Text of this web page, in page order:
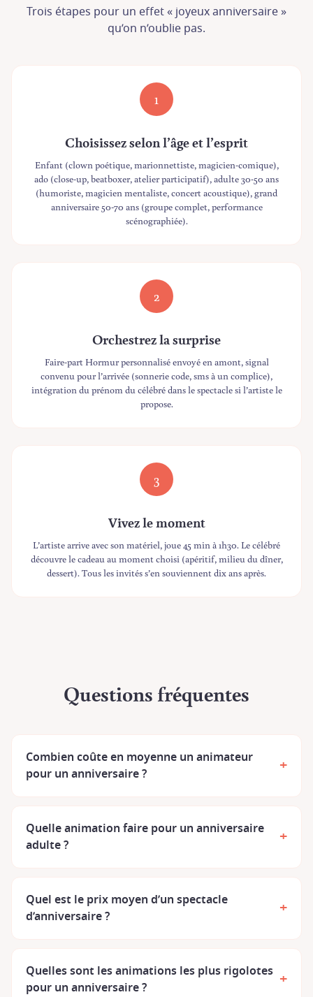
Trois étapes pour un effet « joyeux anniversaire »
qu’on n’oublie pas.
1
Choisissez selon l’âge et l’esprit
Enfant (clown poétique, marionnettiste, magicien-comique),
ado (close-up, beatboxer, atelier participatif), adulte 30-50 ans
(humoriste, magicien mentaliste, concert acoustique), grand
anniversaire 50-70 ans (groupe complet, performance
scénographiée).
2
Orchestrez la surprise
Faire-part Hormur personnalisé envoyé en amont, signal
convenu pour l’arrivée (sonnerie code, sms à un complice),
intégration du prénom du célébré dans le spectacle si l’artiste le
propose.
3
Vivez le moment
L’artiste arrive avec son matériel, joue 45 min à 1h30. Le célébré
découvre le cadeau au moment choisi (apéritif, milieu du dîner,
dessert). Tous les invités s’en souviennent dix ans après.
Questions fréquentes
Combien coûte en moyenne un animateur
pour un anniversaire ?
+
Quelle animation faire pour un anniversaire
adulte ?
+
Quel est le prix moyen d’un spectacle
d’anniversaire ?
+
Quelles sont les animations les plus rigolotes
pour un anniversaire ?
+